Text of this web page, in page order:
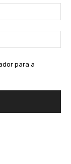
para a